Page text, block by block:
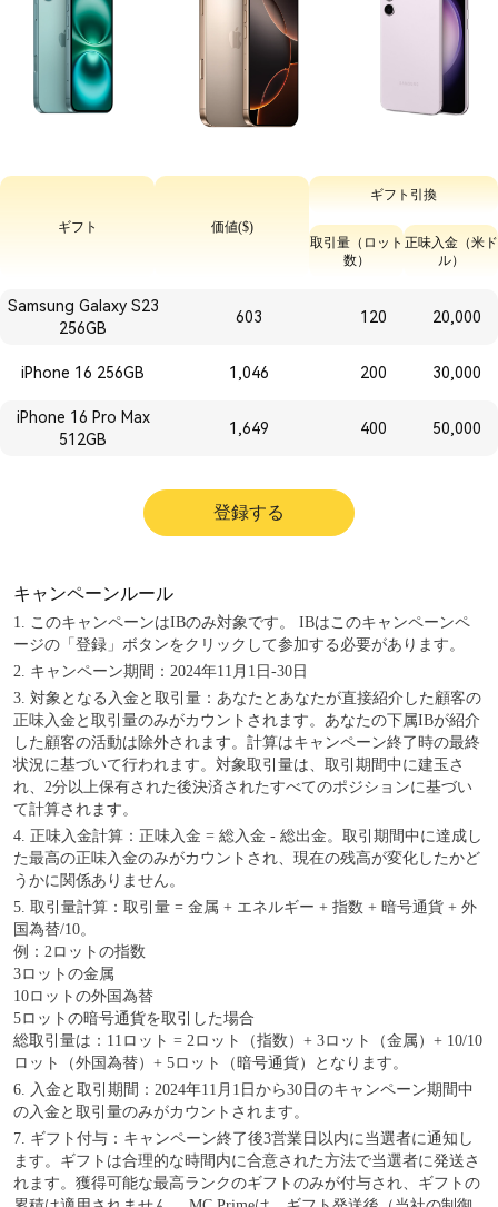
ギフト 価値($)
ギフト引換
取引量（ロット
数）
正味入金（米ド
ル）
Samsung Galaxy S23
256GB
603 120 20,000
iPhone 16 256GB 1,046 200 30,000
iPhone 16 Pro Max
512GB
1,649 400 50,000
登録する
キャンペーンルール
1. このキャンペーンはIBのみ対象です。 IBはこのキャンペーンペ
ージの「登録」ボタンをクリックして参加する必要があります。
2. キャンペーン期間：2024年11月1日-30日
3. 対象となる入金と取引量：あなたとあなたが直接紹介した顧客の
正味入金と取引量のみがカウントされます。あなたの下属IBが紹介
した顧客の活動は除外されます。計算はキャンペーン終了時の最終
状況に基づいて行われます。対象取引量は、取引期間中に建玉さ
れ、2分以上保有された後決済されたすべてのポジションに基づい
て計算されます。
4. 正味入金計算：正味入金 = 総入金 - 総出金。取引期間中に達成し
た最高の正味入金のみがカウントされ、現在の残高が変化したかど
うかに関係ありません。
5. 取引量計算：取引量 = 金属 + エネルギー + 指数 + 暗号通貨 + 外
国為替/10。
例：2ロットの指数
3ロットの金属
10ロットの外国為替
5ロットの暗号通貨を取引した場合
総取引量は：11ロット = 2ロット（指数）+ 3ロット（金属）+ 10/10
ロット（外国為替）+ 5ロット（暗号通貨）となります。
6. 入金と取引期間：2024年11月1日から30日のキャンペーン期間中
の入金と取引量のみがカウントされます。
7. ギフト付与：キャンペーン終了後3営業日以内に当選者に通知し
ます。ギフトは合理的な時間内に合意された方法で当選者に発送さ
れます。獲得可能な最高ランクのギフトのみが付与され、ギフトの